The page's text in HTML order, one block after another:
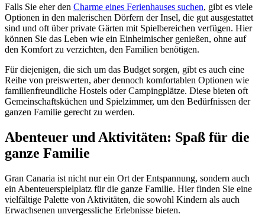
Falls Sie eher den Charme eines Ferienhauses suchen, gibt es viele
Optionen in den malerischen Dörfern der Insel, die gut ausgestattet
sind und oft über private Gärten mit Spielbereichen verfügen. Hier
können Sie das Leben wie ein Einheimischer genießen, ohne auf
den Komfort zu verzichten, den Familien benötigen.
Für diejenigen, die sich um das Budget sorgen, gibt es auch eine
Reihe von preiswerten, aber dennoch komfortablen Optionen wie
familienfreundliche Hostels oder Campingplätze. Diese bieten oft
Gemeinschaftsküchen und Spielzimmer, um den Bedürfnissen der
ganzen Familie gerecht zu werden.
Abenteuer und Aktivitäten: Spaß für die
ganze Familie
Gran Canaria ist nicht nur ein Ort der Entspannung, sondern auch
ein Abenteuerspielplatz für die ganze Familie. Hier finden Sie eine
vielfältige Palette von Aktivitäten, die sowohl Kindern als auch
Erwachsenen unvergessliche Erlebnisse bieten.